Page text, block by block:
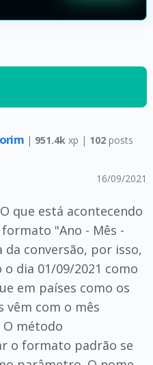
| 951.4kxp | 102posts
16/09/2021
que está acontecendo
"Ano - Mês -
conversão, por isso,
dia 01/09/2021 como
em países como os
vêm com o mês
método
o formato padrão se